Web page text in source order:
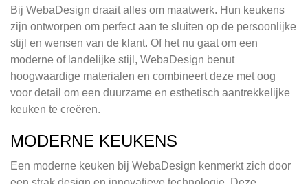
Bij WebaDesign draait alles om maatwerk. Hun keukens
zijn ontworpen om perfect aan te sluiten op de persoonlijke
stijl en wensen van de klant. Of het nu gaat om een
moderne of landelijke stijl, WebaDesign benut
hoogwaardige materialen en combineert deze met oog
voor detail om een duurzame en esthetisch aantrekkelijke
keuken te creëren.
MODERNE KEUKENS
Een moderne keuken bij WebaDesign kenmerkt zich door